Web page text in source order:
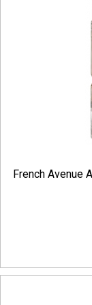
French Avenue